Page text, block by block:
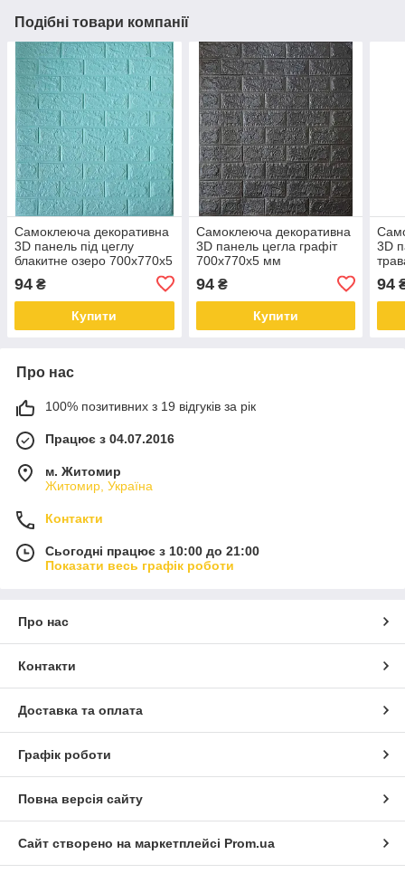
Подібні товари компанії
Самоклеюча декоративна
3D панель під цеглу
блакитне озеро 700x770x5
94 ₴
Купити
Самоклеюча декоративна
3D панель цегла графіт
700x770x5 мм
94₴
Купити
3D
94
Про нас
100% позитивних з 19 відгуків за рік
Працює з 04.07.2016
м. Житомир
Житомир, Україна
Контакти
Сьогодні працює з 10:00 до 21:00
Показати весь графік роботи
Про нас
Контакти
Доставка та оплата
Графік роботи
Повна версія сайту
Сайт створено на маркетплейсі Prom.ua